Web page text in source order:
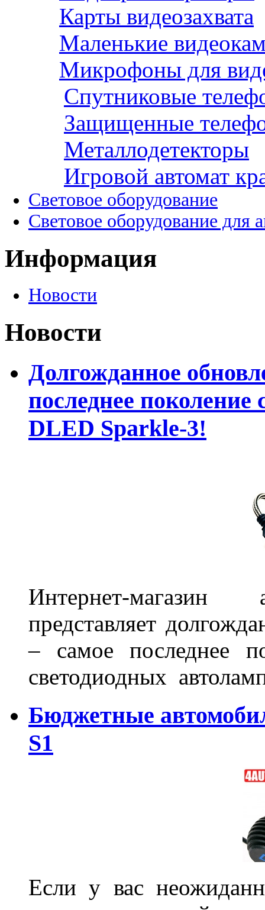
Карты видеозахвата
Маленькие
Микрофоны для
Спутниковые
Защищенные
Металлодетекторы
Игровой автомат
Световое оборудование
Световое оборудование для
Информация
Новости
Новости
Долгожданное
последнее
DLED Sparkle-3!
Интернет-магазин
представляет
– самое последнее
светодиодных
Бюджетные
S1
Если у вас